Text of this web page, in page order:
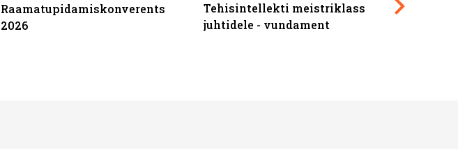
Raamatupidamiskonverents
2026
Tehisintellekti meistriklass
juhtidele - vundament